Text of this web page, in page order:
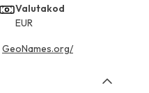
Valutakod
EUR
GeoNames.org/